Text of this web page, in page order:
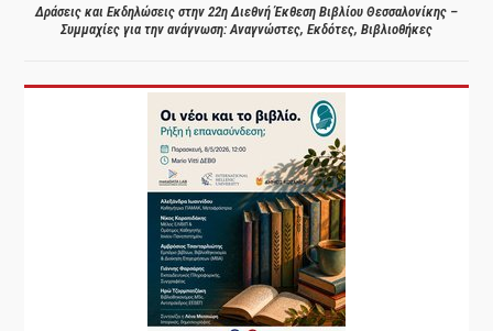
Δράσεις και Εκδηλώσεις στην 22η Διεθνή Έκθεση Βιβλίου Θεσσαλονίκης –
Συμμαχίες για την ανάγνωση: Αναγνώστες, Εκδότες, Βιβλιοθήκες